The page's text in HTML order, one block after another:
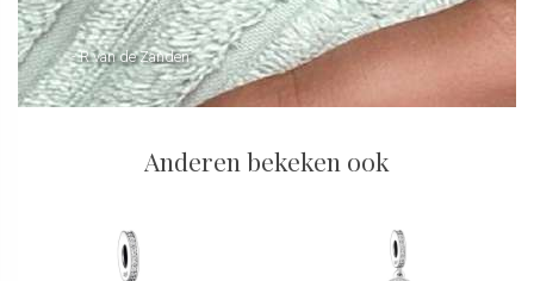
- R van de Zanden
Anderen bekeken ook